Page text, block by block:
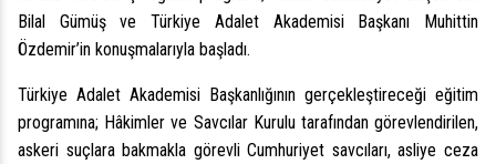
Bilal Gümüş ve Türkiye Adalet Akademisi Başkanı Muhittin
Özdemir’in konuşmalarıyla başladı.
Türkiye Adalet Akademisi Başkanlığının gerçekleştireceği eğitim
programına; Hâkimler ve Savcılar Kurulu tarafından görevlendirilen,
askeri suçlara bakmakla görevli Cumhuriyet savcıları, asliye ceza